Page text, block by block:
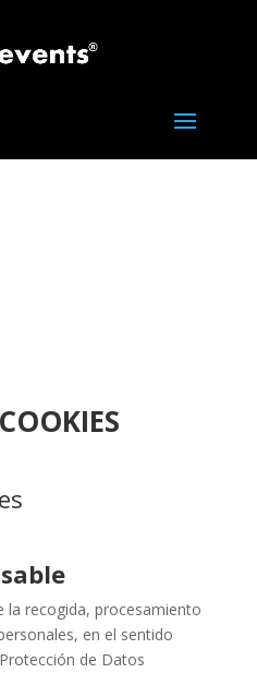
la recogida, procesamiento
en el sentido
de Datos